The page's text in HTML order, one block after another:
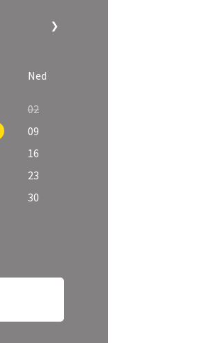
❯
Ned
02
09
16
23
30